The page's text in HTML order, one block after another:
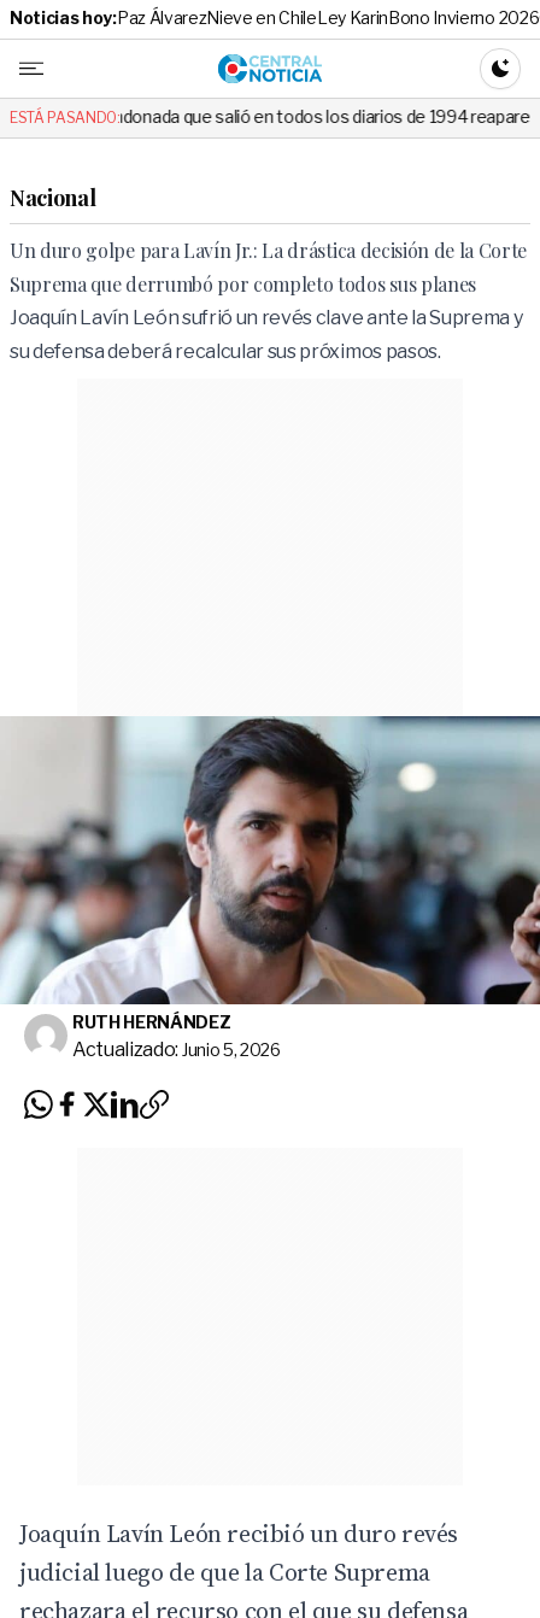
Noticias hoy:Paz ÁlvarezNieve en ChileLey KarinBono Invierno 2026
Central
ESTÁ PASANDO:
que salió en todos los diarios de 1994 reapareció e hizo llorar a
Nacional
Un duro golpe para Lavín Jr.: La drástica decisión de la Corte
Suprema que derrumbó por completo todos sus planes
Joaquín Lavín León sufrió un revés clave ante la Suprema y
su defensa deberá recalcular sus próximos pasos.
RUTH HERNÁNDEZ
Actualizado: Junio 5, 2026
Joaquín Lavín León recibió un duro revés
judicial luego de que la Corte Suprema
rechazara el recurso con el que su defensa